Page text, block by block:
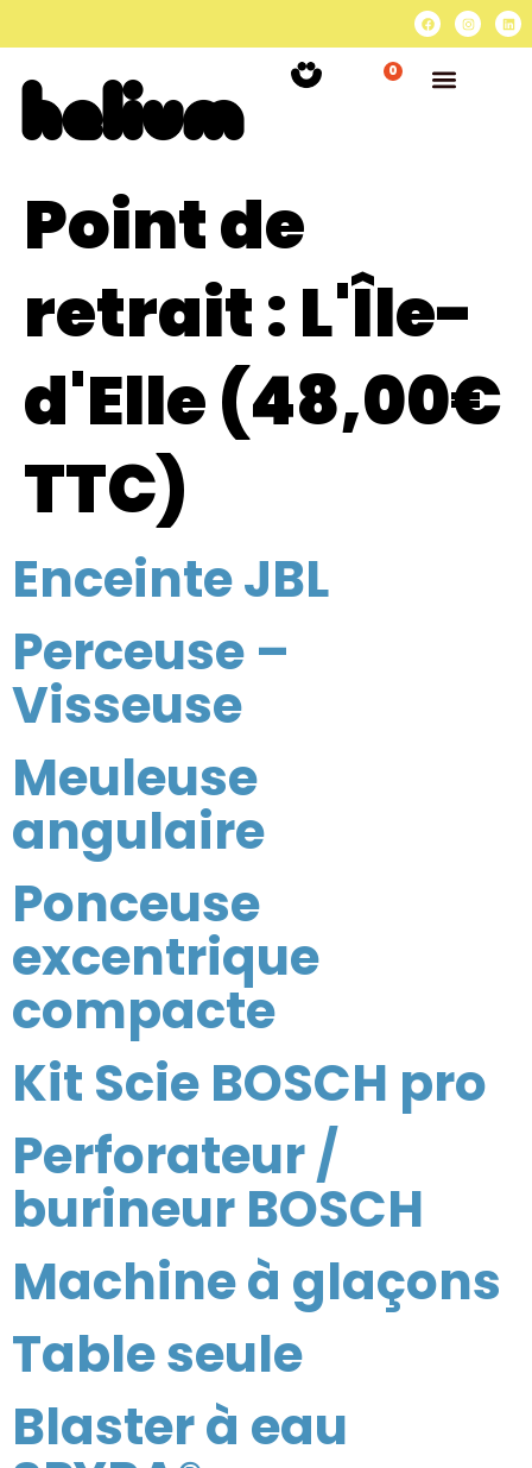
0
Point de
retrait :L'Île-
d'Elle (48,00€
TTC)
Enceinte JBL
Perceuse –
Visseuse
Meuleuse
angulaire
Ponceuse
excentrique
compacte
Kit Scie BOSCH pro
Perforateur /
burineur BOSCH
Machine à glaçons
Table seule
Blaster à eau